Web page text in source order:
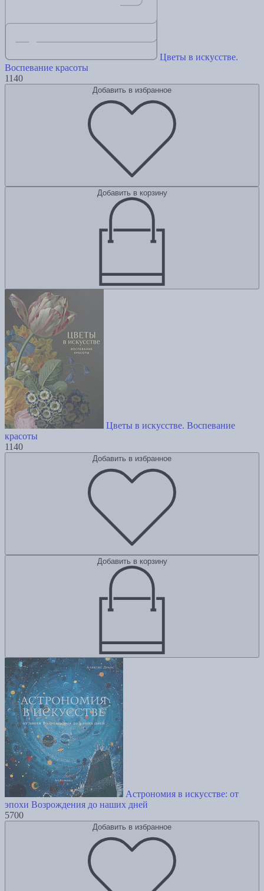
Цветы в искусстве.
Воспевание красоты
1140
Добавить в избранное
Добавить в корзину
Цветы в искусстве. Воспевание
красоты
1140
Добавить в избранное
Добавить в корзину
Астрономия в искусстве: от
эпохи Возрождения до наших дней
5700
Добавить в избранное